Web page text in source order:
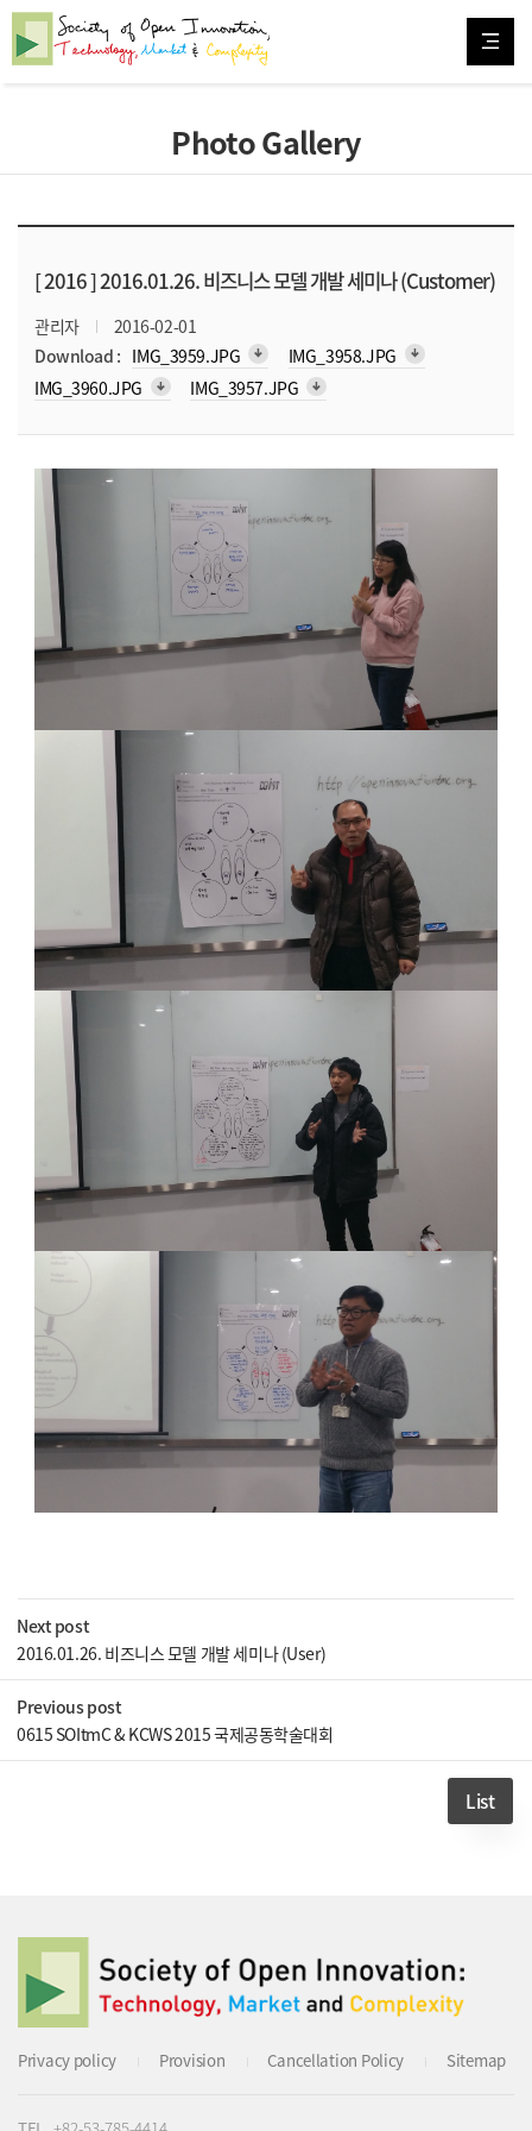
Photo Gallery
[ 2016 ]2016.01.26. 비즈니스 모델 개발 세미나 (Customer)
관리자
2016-02-01
Download : IMG_3959.JPG arrow_downward_alt IMG_3958.JPG arrow_downward_alt
IMG_3960.JPG arrow_downward_alt IMG_3957.JPG arrow_downward_alt
Next post
2016.01.26. 비즈니스 모델 개발 세미나 (User)
Previous post
0615 SOItmC & KCWS 2015 국제공동학술대회
List
Privacy policy Provision Cancellation Policy Sitemap